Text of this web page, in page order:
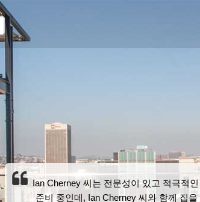
Ian Cherney 씨는 전문성이 있고 적극적
준비 중인데, Ian Cherney 씨와 함께 집